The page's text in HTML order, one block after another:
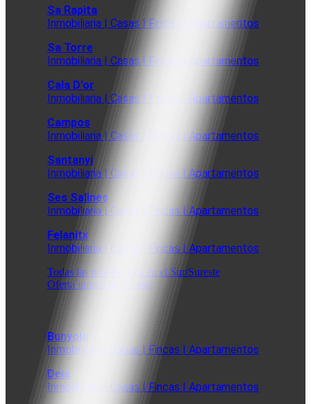
Sa Rapita
Inmobiliaria | Casas | Fincas | Apartamentos
Sa Torre
Inmobiliaria | Casas | Fincas | Apartamentos
Cala D'or
Inmobiliaria | Casas | Fincas | Apartamentos
Campos
Inmobiliaria | Casas | Fincas | Apartamentos
Santanyi
Inmobiliaria | Casas | Fincas | Apartamentos
Ses Salines
Inmobiliaria | Casas | Fincas | Apartamentos
Felanitx
Inmobiliaria | Casas | Fincas | Apartamentos
Todas las propiedades en el Sur/Sureste
Oferta inmobiliaria total
Bunyola
Inmobiliaria | Casas | Fincas | Apartamentos
Deia
Inmobiliaria | Casas | Fincas | Apartamentos